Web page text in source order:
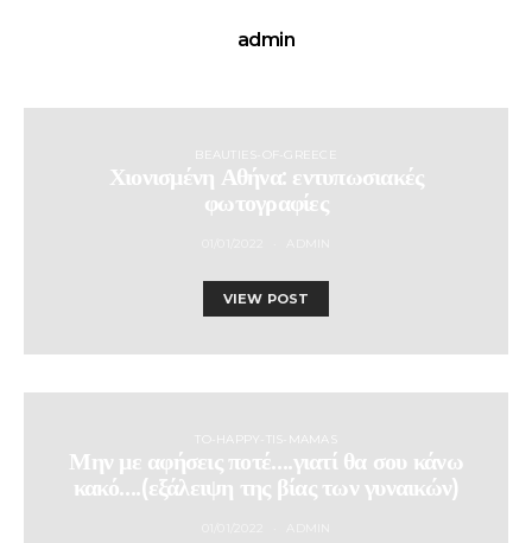
admin
BEAUTIES-OF-GREECE
Χιονισμένη Αθήνα: εντυπωσιακές
φωτογραφίες
VIEW POST
TO-HAPPY-TIS-MAMAS
Μην με αφήσεις ποτέ….γιατί θα σου κάνω
κακό….(εξάλειψη της βίας των γυναικών)